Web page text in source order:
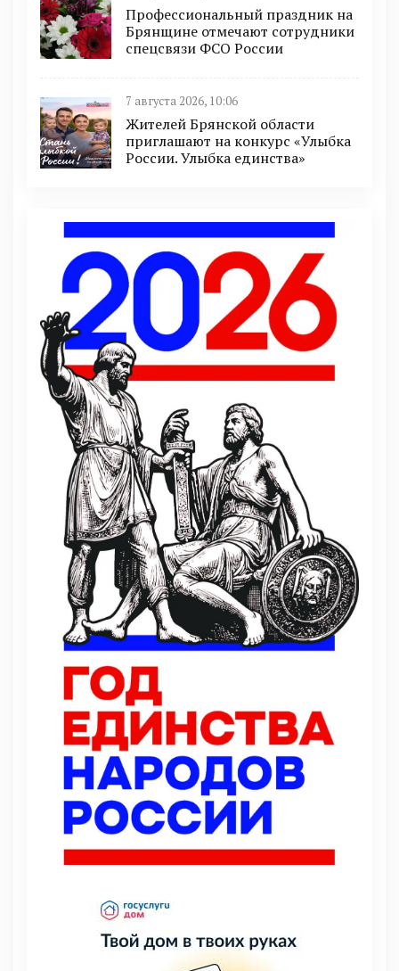
Профессиональный праздник на
Брянщине отмечают сотрудники
спецсвязи ФСО России
7 августа 2026, 10:06
Жителей Брянской области
приглашают на конкурс «Улыбка
России. Улыбка единства»